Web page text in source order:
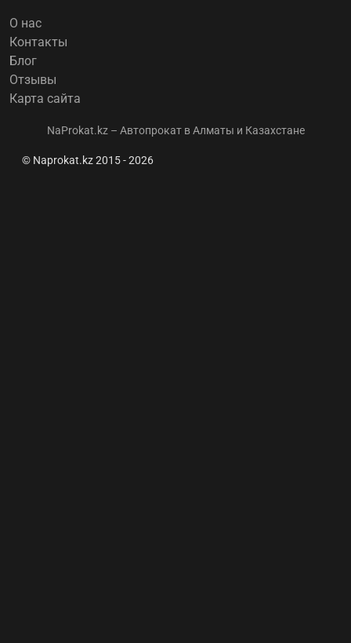
О нас
Контакты
Блог
Отзывы
Карта сайта
NaProkat.kz – Автопрокат в Алматы и Казахстане
© Naprokat.kz 2015 - 2026